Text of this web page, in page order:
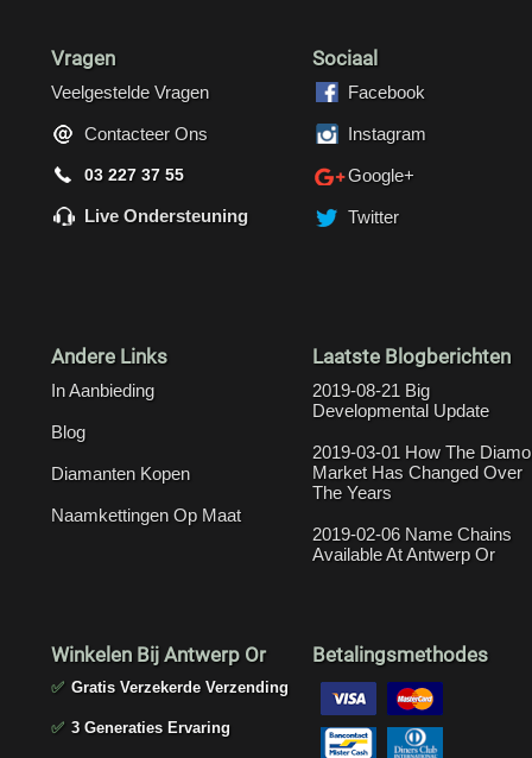
Vragen
Veelgestelde Vragen
Contacteer Ons
03 227 37 55
Live Ondersteuning
Sociaal
Facebook
Instagram
Google+
Twitter
Andere Links
In Aanbieding
Blog
Diamanten Kopen
Naamkettingen Op Maat
Laatste Blogberichten
2019-08-21 Big
Developmental Update
2019-03-01 How The
Market Has Changed Over
The Years
2019-02-06 Name Chains
Available At Antwerp Or
Winkelen Bij Antwerp Or
✅ Gratis Verzekerde Verzending
✅ 3 Generaties Ervaring
Betalingsmethodes